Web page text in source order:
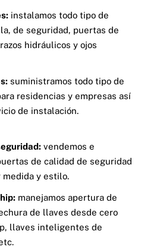
instalamos todo tipo de
de seguridad, puertas de
hidráulicos y ojos
suministramos todo tipo de
residencias y empresas así
de instalación.
vendemos e
de calidad de seguridad
y estilo.
manejamos apertura de
de llaves desde cero
llaves inteligentes de